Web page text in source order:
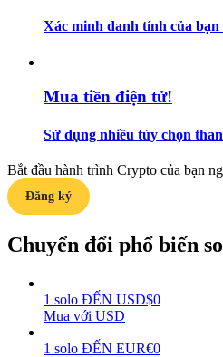
Hướng dẫn
Hướng dẫn giao dịch Spot
Chiến lược giao dịch
Học cách duy trì lợi nhuận
Xác minh danh tính của
Mua tiền điện tử!
Sử dụng nhiều tùy chọn
Bắt đầu hành trình Crypto của bạn
Đăng ký
Chuyển đổi phổ biến
1 solo ĐẾN USD$0
Mua với USD
1 solo ĐẾN EUR€0